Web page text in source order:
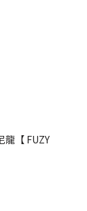
龍【 FUZY